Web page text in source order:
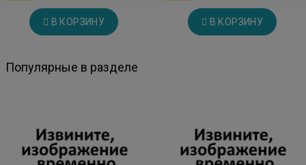
В КОРЗИНУ В КОРЗИНУ
Популярные в разделе